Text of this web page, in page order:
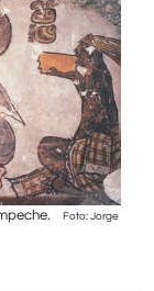
Foto: Jorge